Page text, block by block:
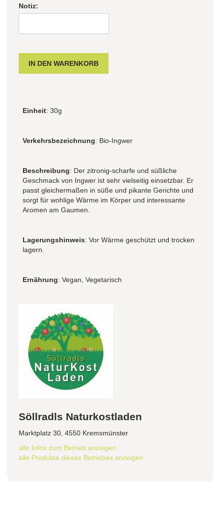
Notiz:
Einheit: 30g
Verkehrsbezeichnung: Bio-Ingwer
Beschreibung: Der zitronig-scharfe und süßliche
Geschmack von Ingwer ist sehr vielseitig einsetzbar. Er
passt gleichermaßen in süße und pikante Gerichte und
sorgt für wohlige Wärme im Körper und interessante
Aromen am Gaumen.
Lagerungshinweis: Vor Wärme geschützt und trocken
lagern.
Ernährung: Vegan, Vegetarisch
Söllradls Naturkostladen
Marktplatz 30, 4550 Kremsmünster
alle Infos zum Betrieb anzeigen
alle Produkte dieses Betriebes anzeigen